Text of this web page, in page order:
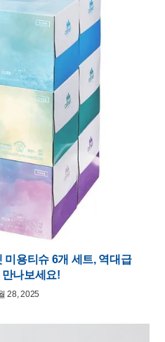
미용티슈 6개 세트, 역대급
나보세요!
28, 2025